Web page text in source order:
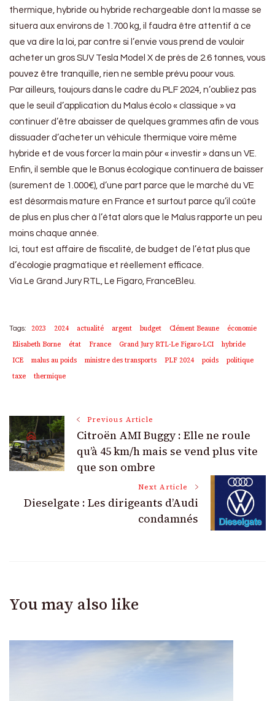
thermique, hybride ou hybride rechargeable dont la masse se
situera aux environs de 1.700 kg, il faudra être attentif à ce
que va dire la loi, par contre si l’envie vous prend de vouloir
acheter un gros SUV Tesla Model X de près de 2.6 tonnes, vous
pouvez être tranquille, rien ne semble prévu poour vous.
Par ailleurs, toujours dans le cadre du PLF 2024, n’oubliez pas
que le seuil d’application du Malus écolo « classique » va
continuer d’être abaisser de quelques grammes afin de vous
dissuader d’acheter un véhicule thermique voire même
hybride et de vous forcer la main pôur « investir » dans un VE.
Enfin, il semble que le Bonus écologique continuera de baisser
(surement de 1.000€), d’une part parce que le marché du VE
est désormais mature en France et surtout parce qu’il coûte
de plus en plus cher à l’état alors que le Malus rapporte un peu
moins chaque année.
Ici, tout est affaire de fiscalité, de budget de l’état plus que
d’écologie pragmatique et réellement efficace.
Via Le Grand Jury RTL, Le Figaro, FranceBleu.
Tags: 2023 2024 actualité argent budget Clément Beaune
économie
Elisabeth Borne
état France Grand Jury RTL-Le Figaro-LCI
hybride
ICE
malus au poids ministre des transports PLF 2024 poids
politique
taxe
thermique
Post
Navigation
Previous Article
Citroën AMI Buggy : Elle ne roule
qu’à 45 km/h mais se vend plus vite
que son ombre
Next Article
Dieselgate : Les dirigeants d’Audi
condamnés
You may also like